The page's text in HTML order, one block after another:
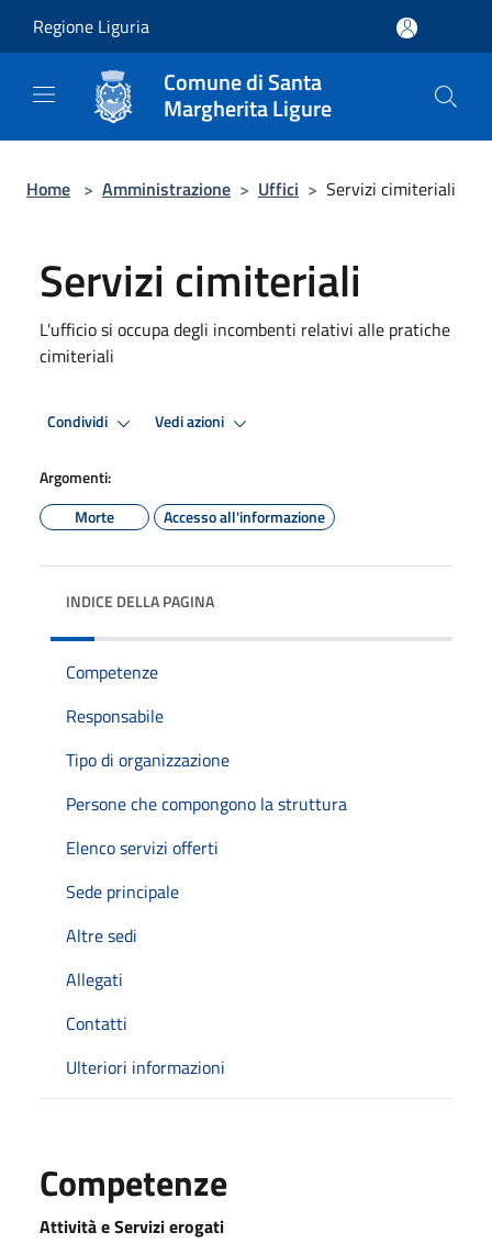
Regione Liguria
Comune di Santa
Margherita Ligure
Home > Amministrazione > Uffici > Servizi cimiteriali
Servizi cimiteriali
L'ufficio si occupa degli incombenti relativi alle pratiche
cimiteriali
Condividi Vedi azioni
Argomenti:
Morte
Accesso all'informazione
INDICE DELLA PAGINA
Competenze
Responsabile
Tipo di organizzazione
Persone che compongono la struttura
Elenco servizi offerti
Sede principale
Altre sedi
Allegati
Contatti
Ulteriori informazioni
Competenze
Attività e Servizi erogati